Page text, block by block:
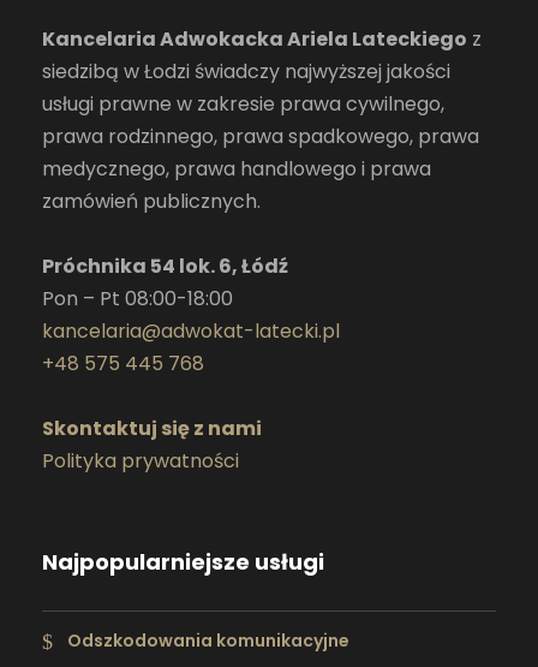
Kancelaria Adwokacka Ariela Lateckiego z
siedzibą w Łodzi świadczy najwyższej jakości
usługi prawne w zakresie prawa cywilnego,
prawa rodzinnego, prawa spadkowego, prawa
medycznego, prawa handlowego i prawa
zamówień publicznych.
Próchnika 54 lok. 6, Łódź
Pon – Pt 08:00-18:00
kancelaria@adwokat-latecki.pl
+48 575 445 768
Skontaktuj się z nami
Polityka prywatności
Najpopularniejsze usługi
Odszkodowania komunikacyjne